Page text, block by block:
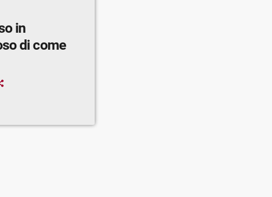
in
di come